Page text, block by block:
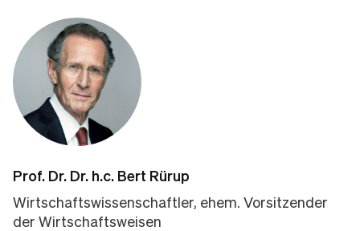
Prof. Dr. Dr. h.c. Bert Rürup
Wirtschaftswissenschaftler, ehem. Vorsitzender
der Wirtschaftsweisen